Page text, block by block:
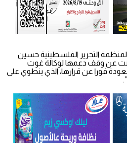
لمنظمة التحرير الفلسطينية حسين
عن وقف دعمها لوكالة غوث
فورا عن قرارها، الذي ينطوي على